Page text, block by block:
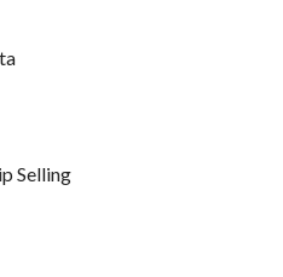
Selling